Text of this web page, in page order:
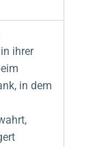
ihrer
in dem